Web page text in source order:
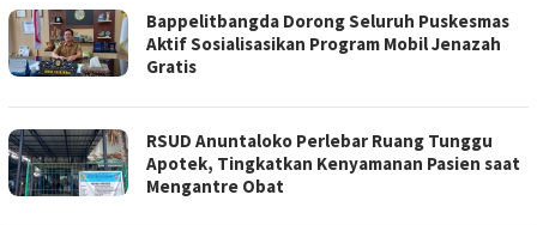
Bappelitbangda Dorong Seluruh Puskesmas
Aktif Sosialisasikan Program Mobil Jenazah
Gratis
RSUD Anuntaloko Perlebar Ruang Tunggu
Apotek, Tingkatkan Kenyamanan Pasien saat
Mengantre Obat